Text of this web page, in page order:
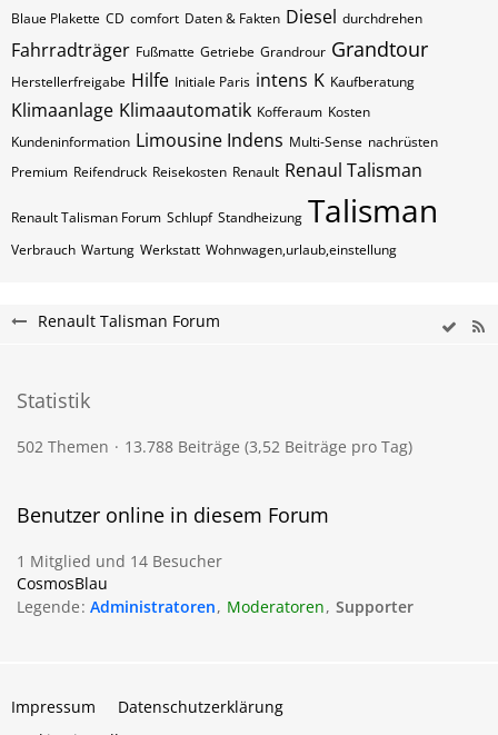
Blaue Plakette CD comfort Daten & Fakten Diesel durchdrehen
Fahrradträger Fußmatte Getriebe Grandrour Grandtour
Herstellerfreigabe Hilfe Initiale Paris intens K Kaufberatung
Klimaanlage Klimaautomatik Kofferaum Kosten
Kundeninformation Limousine Indens Multi-Sense nachrüsten
Premium Reifendruck Reisekosten Renault Renaul Talisman
Renault Talisman Forum Schlupf Standheizung Talisman
Verbrauch Wartung Werkstatt Wohnwagen,urlaub,einstellung
Renault Talisman Forum
Statistik
502 Themen 13.788 Beiträge (3,52 Beiträge pro Tag)
Benutzer online in diesem Forum
1 Mitglied und 14 Besucher
CosmosBlau
Legende Administratoren Moderatoren Supporter
Impressum
Datenschutzerklärung